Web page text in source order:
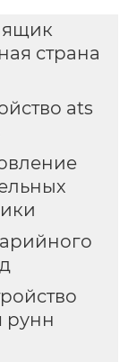
ящик
страна
ats
рунн